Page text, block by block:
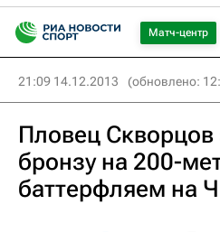
Матч-центр
21:09 14.12.2013 (обновлено:
Пловец Скворцов
бронзу на 200-
баттерфляем на